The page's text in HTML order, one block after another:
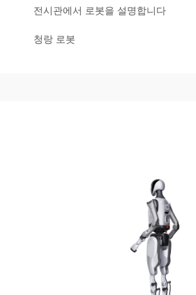
전시관에서 로봇을 설명합니다
청랑 로봇